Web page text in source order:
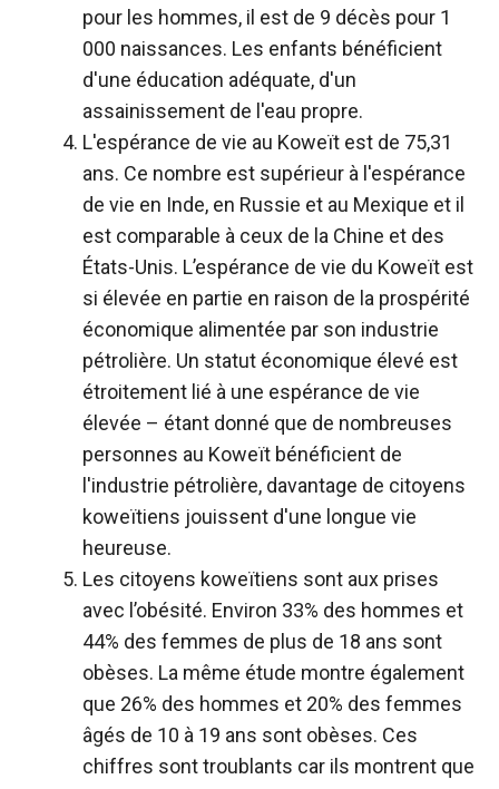
pour les hommes, il est de 9 décès pour 1
000 naissances. Les enfants bénéficient
d'une éducation adéquate, d'un
assainissement de l'eau propre.
L'espérance de vie au Koweït est de 75,31
ans. Ce nombre est supérieur à l'espérance
de vie en Inde, en Russie et au Mexique et il
est comparable à ceux de la Chine et des
États-Unis. L’espérance de vie du Koweït est
si élevée en partie en raison de la prospérité
économique alimentée par son industrie
pétrolière. Un statut économique élevé est
étroitement lié à une espérance de vie
élevée – étant donné que de nombreuses
personnes au Koweït bénéficient de
l'industrie pétrolière, davantage de citoyens
koweïtiens jouissent d'une longue vie
heureuse.
Les citoyens koweïtiens sont aux prises
avec l’obésité. Environ 33% des hommes et
44% des femmes de plus de 18 ans sont
obèses. La même étude montre également
que 26% des hommes et 20% des femmes
âgés de 10 à 19 ans sont obèses. Ces
chiffres sont troublants car ils montrent que